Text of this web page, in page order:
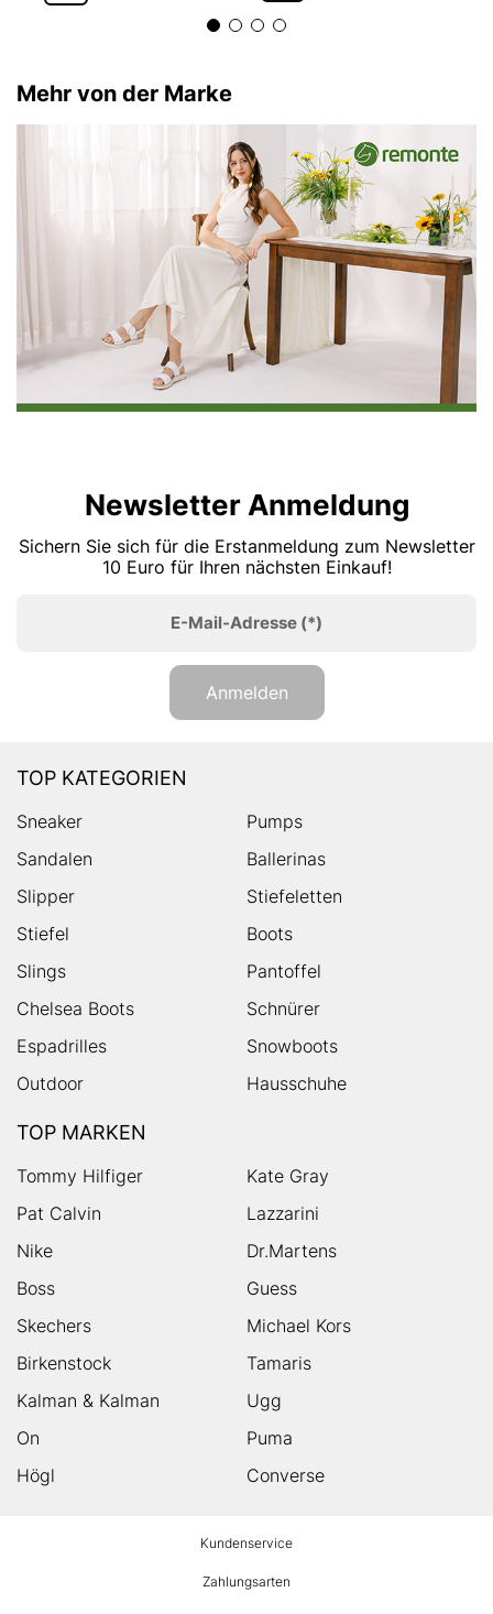
Mehr von der Marke
Newsletter Anmeldung
Sichern Sie sich für die Erstanmeldung zum Newsletter
10 Euro für Ihren nächsten Einkauf!
E-Mail-Adresse (*)
Anmelden
TOP KATEGORIEN
Sneaker
Pumps
Sandalen
Ballerinas
Slipper
Stiefeletten
Stiefel
Boots
Slings
Pantoffel
Chelsea Boots
Schnürer
Espadrilles
Snowboots
Outdoor
Hausschuhe
TOP MARKEN
Tommy Hilfiger
Kate Gray
Pat Calvin
Lazzarini
Nike
Dr.Martens
Boss
Guess
Skechers
Michael Kors
Birkenstock
Tamaris
Kalman & Kalman
Ugg
On
Puma
Högl
Converse
Kundenservice
Zahlungsarten